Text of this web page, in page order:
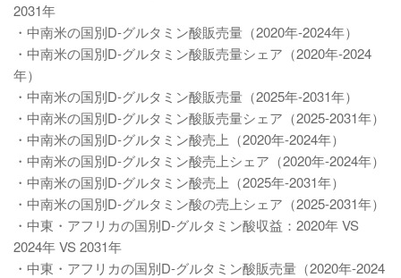
2031年
・中南米の国別D-グルタミン酸販売量（2020年-2024年）
・中南米の国別D-グルタミン酸販売量シェア（2020年-2024
年）
・中南米の国別D-グルタミン酸販売量（2025年-2031年）
・中南米の国別D-グルタミン酸販売量シェア（2025-2031年）
・中南米の国別D-グルタミン酸売上（2020年-2024年）
・中南米の国別D-グルタミン酸売上シェア（2020年-2024年）
・中南米の国別D-グルタミン酸売上（2025年-2031年）
・中南米の国別D-グルタミン酸の売上シェア（2025-2031年）
・中東・アフリカの国別D-グルタミン酸収益：2020年 VS
2024年 VS 2031年
・中東・アフリカの国別D-グルタミン酸販売量（2020年-2024